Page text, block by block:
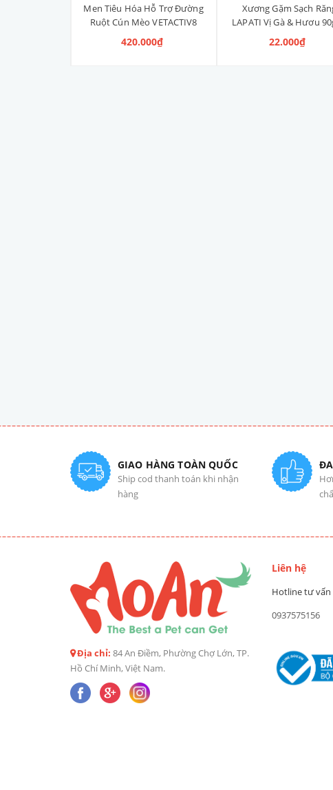
Men Tiêu Hóa Hỗ Trợ Đường
Ruột Cún Mèo VETACTIV8
Synbiotic Boost Úc 70g
420.000₫
Xương Gặm Sạch
LAPATI Vị Gà & Hươu
Xương)
22.000₫
GIAO HÀNG TOÀN QUỐC
Ship cod thanh toán khi nhận
hàng
Địa chỉ: 84 An Điềm, Phường Chợ Lớn, TP.
Hồ Chí Minh, Việt Nam.
Liên hệ
Hotline tư vấn
0937575156